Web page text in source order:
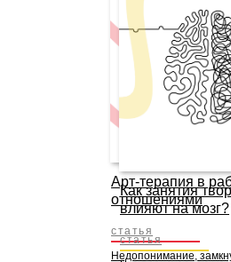
Арт-терапия в
отношениями
Недопонимание,
статья
Как занятия
влияют на мозг?
статья